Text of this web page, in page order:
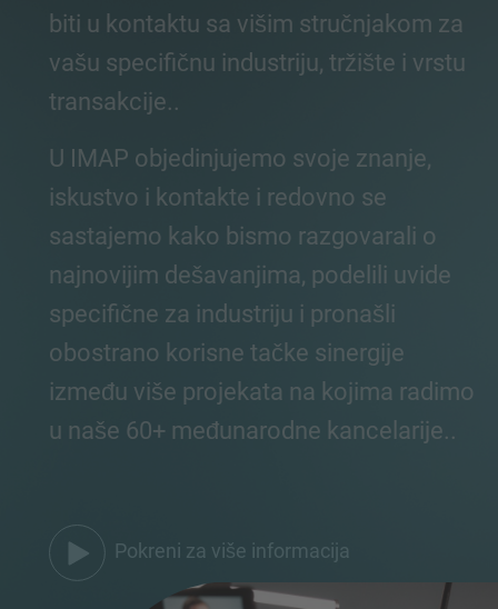
biti u kontaktu sa višim stručnjakom za
vašu specifičnu industriju, tržište i vrstu
transakcije..
U IMAP objedinjujemo svoje znanje,
iskustvo i kontakte i redovno se
sastajemo kako bismo razgovarali o
najnovijim dešavanjima, podelili uvide
specifične za industriju i pronašli
obostrano korisne tačke sinergije
između više projekata na kojima radimo
u naše 60+ međunarodne kancelarije..
Pokreni za više informacija